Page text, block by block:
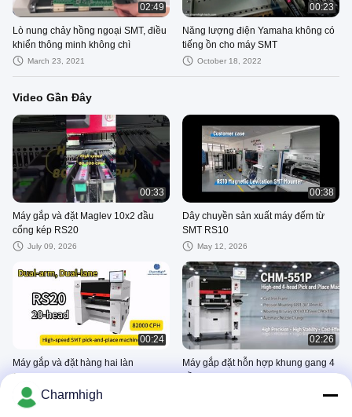
02:49
Lò nung chảy hồng ngoại SMT, điều
khiển thông minh không chì
March 23, 2021
00:23
Năng lượng điện Yamaha không có
tiếng ồn cho máy SMT
October 18, 2022
Video Gần Đây
00:33
Máy gắp và đặt Maglev 10x2 đầu
cổng kép RS20
July 09, 2026
00:38
Dây chuyền sản xuất máy đếm từ
SMT RS10
May 12, 2026
00:24
Máy gắp và đặt hàng hai làn
Charmhigh RS20 Dual-arm
82000CPH
April 27, 2026
02:26
Máy gắp đặt hỗn hợp khung gang 4
Charmhigh